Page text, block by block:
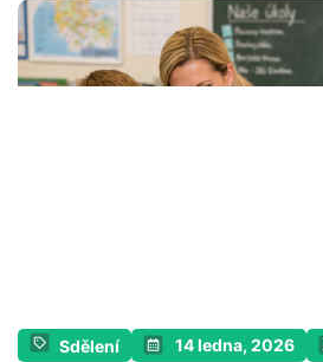
Sdělení 14 ledna, 2026